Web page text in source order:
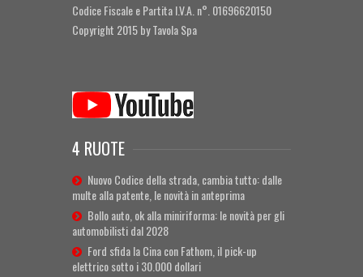
Codice Fiscale e Partita I.V.A. n°. 01696620150
Copyright 2015 by Tavola Spa
4 RUOTE
Nuovo Codice della strada, cambia tutto: dalle
multe alla patente, le novità in anteprima
Bollo auto, ok alla miniriforma: le novità per gli
automobilisti dal 2028
Ford sfida la Cina con Fathom, il pick-up
elettrico sotto i 30.000 dollari